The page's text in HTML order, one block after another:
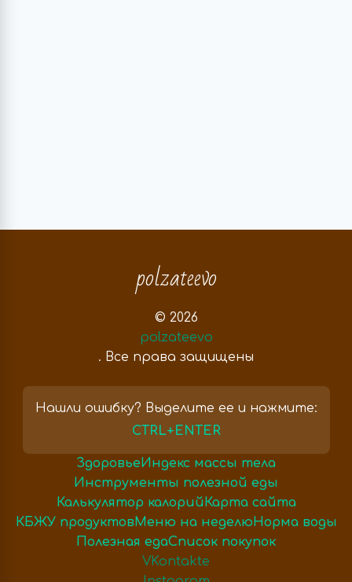
polzateevo
© 2026
polzateevo
. Все права защищены
Нашли ошибку? Выделите ее и нажмите:
CTRL+ENTER
Здоровье Индекс массы тела
Инструменты полезной еды
Калькулятор калорий Карта сайта
КБЖУ продуктов Меню на неделю Норма воды
Полезная едаСписок покупок
VKontakte